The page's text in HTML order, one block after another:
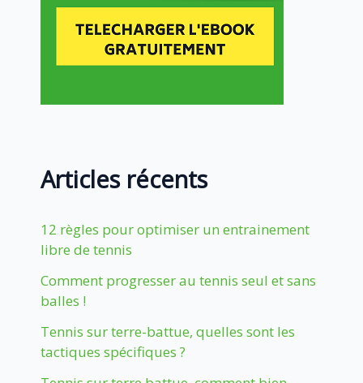
Articles récents
12 règles pour optimiser un entrainement
libre de tennis
Comment progresser au tennis seul et sans
balles !
Tennis sur terre-battue, quelles sont les
tactiques spécifiques ?